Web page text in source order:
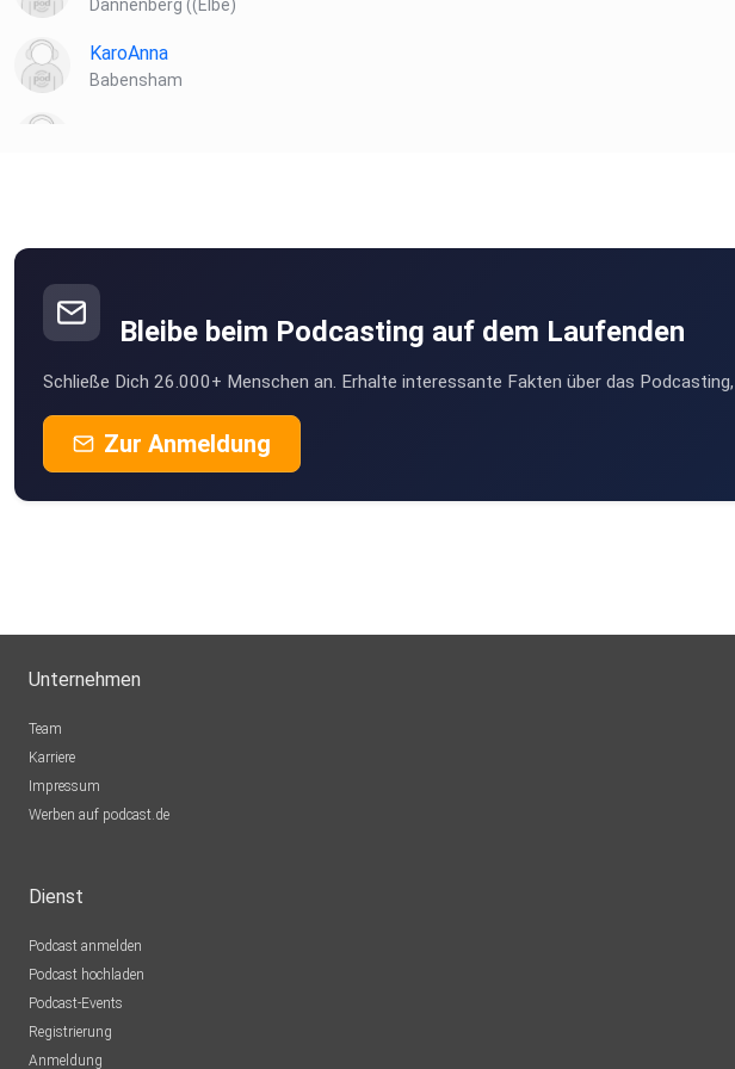
Dannenberg ((Elbe)
KaroAnna
Babensham
Novi
Wien
Obsacura81
Wien
Bleibe beim Podcasting auf dem Laufenden
Schließe Dich 26.000+ Menschen an. Erhalte interessante Fakten über das
Zur Anmeldung
Unternehmen
Team
Karriere
Impressum
Werben auf podcast.de
Dienst
Podcast anmelden
Podcast hochladen
Podcast-Events
Registrierung
Anmeldung